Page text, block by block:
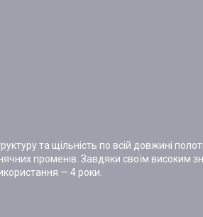
та щільність по всій довжині
променів. Завдяки своїм високим
— 4 роки.